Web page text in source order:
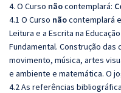
4. O Curso nãocontemplará:
4.1 O Curso nãocontemplará
Leitura e a Escrita na
Fundamental. Construção
movimento, música, artes
e ambiente e matemática. O
4.2 As referências